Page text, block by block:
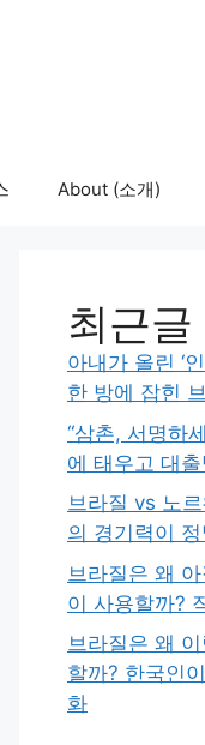
About (소개)
최근글
아내가 올린 ‘
한 방에 잡힌
“삼촌, 서명하
에 태우고 대
브라질 vs 노
의 경기력이
브라질은 왜
이 사용할까?
브라질은 왜
할까? 한국인
화